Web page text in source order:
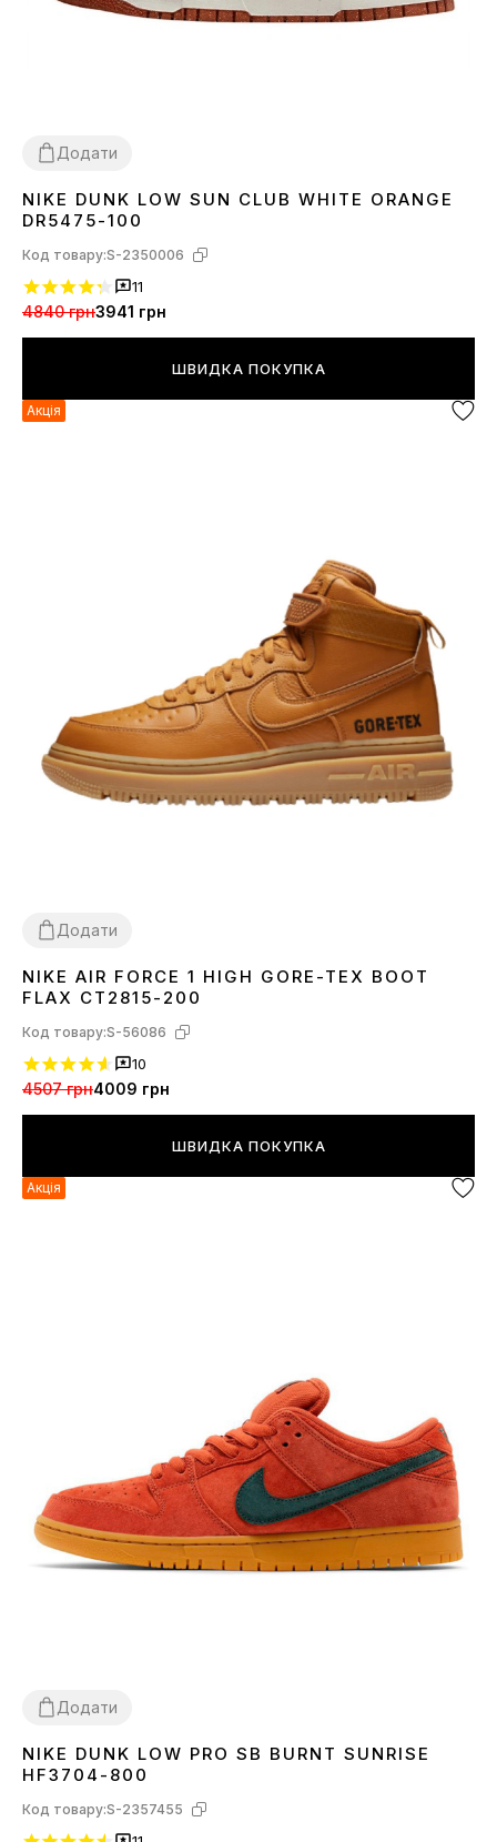
Додати
3638 404142
NIKE DUNK LOW SUN CLUB WHITE ORANGE
DR5475-100
Код товару:S-2350006
11
4840 грн3941 грн
ШВИДКА ПОКУПКА
Акція
Додати
40
NIKE AIR FORCE 1 HIGH GORE-TEX BOOT
FLAX CT2815-200
Код товару:S-56086
10
4507 грн4009 грн
ШВИДКА ПОКУПКА
Акція
Додати
3740
NIKE DUNK LOW PRO SB BURNT SUNRISE
HF3704-800
Код товару:S-2357455